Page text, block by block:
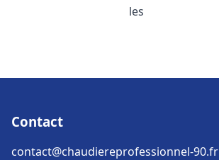
les
Contact
contact@chaudiereprofessionnel-90.fr